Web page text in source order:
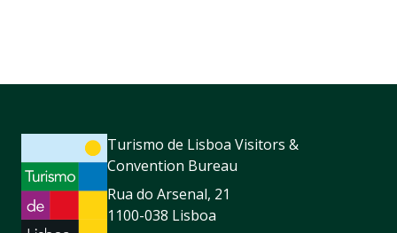
Turismo de Lisboa Visitors &
Convention Bureau
Rua do Arsenal, 21
1100-038 Lisboa